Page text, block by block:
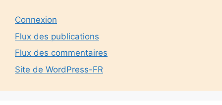
Connexion
Flux des publications
Flux des commentaires
Site de WordPress-FR